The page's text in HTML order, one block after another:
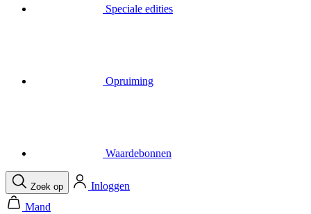
Je mandje is leeg
Menu Sluit
Bel
Zoek op